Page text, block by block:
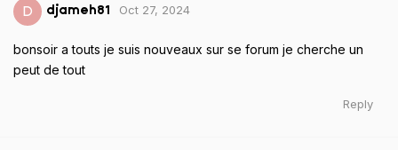
D djameh81 Oct 27, 2024
bonsoir a touts je suis nouveaux sur se forum je cherche un
peut de tout
Reply